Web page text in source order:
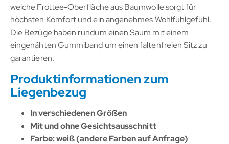
weiche Frottee-Oberfläche aus Baumwolle sorgt für
höchsten Komfort und ein angenehmes Wohlfühlgefühl.
Die Bezüge haben rundum einen Saum mit einem
eingenähten Gummiband um einen faltenfreien Sitz zu
garantieren.
Produktinformationen zum
Liegenbezug
In verschiedenen Größen
Mit und ohne Gesichtsausschnitt
Farbe: weiß (andere Farben auf Anfrage)